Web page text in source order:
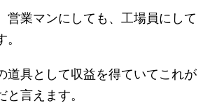
営業マンにしても、工場員にして
道具として収益を得ていてこれが
言えます。